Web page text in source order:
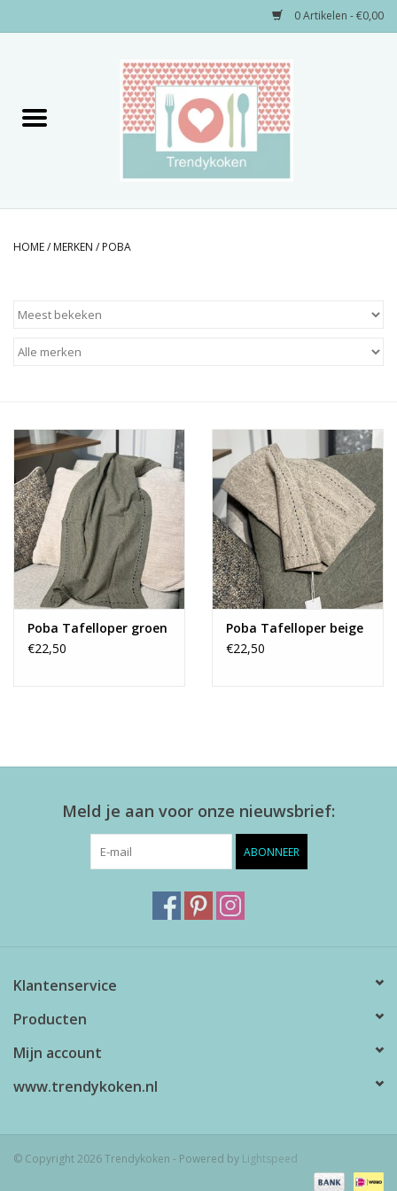
0 Artikelen - €0,00
Alles zien
NIEUW!
Sale!
Kleuren
HOME/ MERKEN / POBA
Poba Tafelloper groen
€22,50
Poba Tafelloper beige
€22,50
Meld je aan voor onze nieuwsbrief:
ABONNEER
Klantenservice
Producten
Mijn account
www.trendykoken.nl
© Copyright 2026 Trendykoken - Powered by Lightspeed